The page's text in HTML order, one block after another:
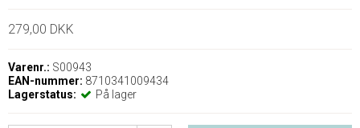
279,00 DKK
Varenr.: S00943
EAN-nummer: 8710341009434
Lagerstatus:
På lager